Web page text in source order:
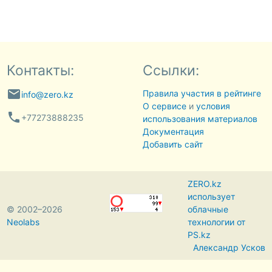
Контакты:
emailinfo@zero.kz
phone +77273888235
Ссылки:
Правила участия в рейтинге
О сервисеи условия
использования материалов
Документация
Добавить сайт
© 2002–2026
Neolabs
ZERO.kz
использует
облачные
технологии от
PS.kz
Александр Усков